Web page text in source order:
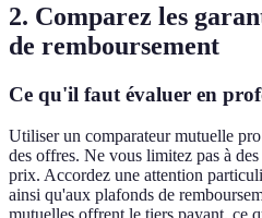
2. Comparez les
de remboursement
Ce qu'il faut évaluer en
Utiliser un comparateur mutuelle
des offres. Ne vous limitez pas à
prix. Accordez une attention
ainsi qu'aux plafonds de